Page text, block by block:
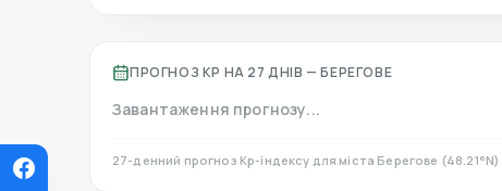
ПРОГНОЗ KP НА 27 ДНІВ — БЕРЕГОВЕ
Завантаження прогнозу...
27-денний прогноз Kp-індексу для міста Берегове (48.21°N)